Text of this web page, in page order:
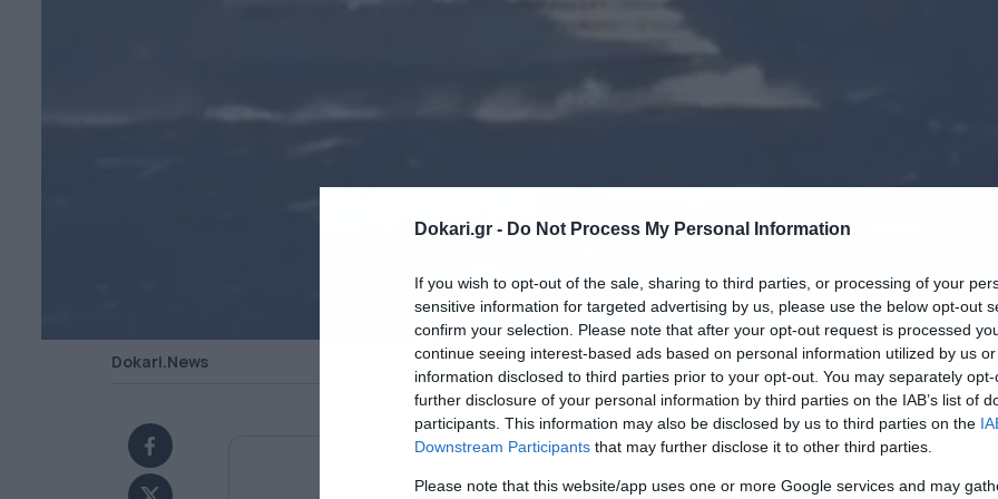
Dokari.gr - Do Not Process My Personal Information
If you wish to opt-out of the sale, sharing to third parties, or processing of your
sensitive information for targeted advertising by us, please use the below opt-out
confirm your selection. Please note that after your opt-out request is processed
continue seeing interest-based ads based on personal information utilized by us
information disclosed to third parties prior to your opt-out. You may separately
further disclosure of your personal information by third parties on the IAB’s list of
participants. This information may also be disclosed by us to third parties on the
Downstream Participants that may further disclose it to other third parties.
Please note that this website/app uses one or more Google services and may
Dokari.News 08.08.2025-13:53